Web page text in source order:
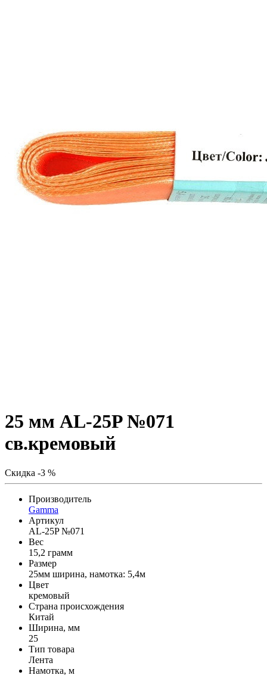
25 мм AL-25P №071
св.кремовый
Скидка -3 %
Производитель
Gamma
Артикул
AL-25P №071
Вес
15,2 грамм
Размер
25мм ширина, намотка: 5,4м
Цвет
кремовый
Страна происхождения
Китай
Ширина, мм
25
Тип товара
Лента
Намотка, м